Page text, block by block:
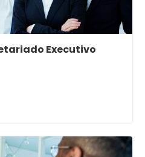
Executivo